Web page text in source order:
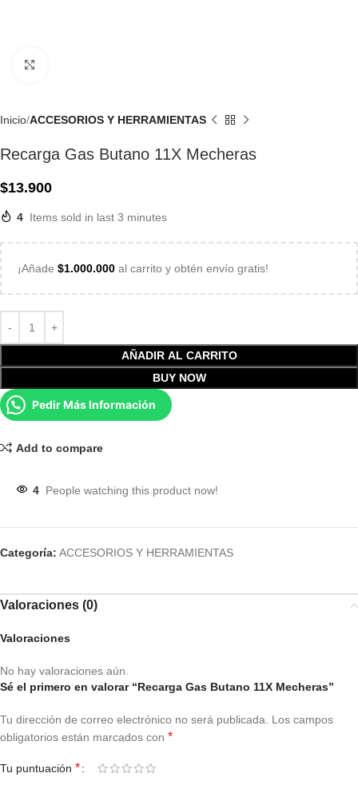
Inicio ACCESORIOS Y HERRAMIENTAS
Recarga Gas Butano 11X Mecheras
$13.900
4 Items sold in last 3 minutes
¡Añade $1.000.000 al carrito y obtén envío gratis!
AÑADIR AL CARRITO
BUY NOW
Pedir Más Información
Add to compare
4 People watching this product now!
Categoría: ACCESORIOS Y HERRAMIENTAS
Valoraciones (0)
Valoraciones
No hay valoraciones aún.
Sé el primero en valorar “Recarga Gas Butano 11X Mecheras”
Tu dirección de correo electrónico no será publicada.
Los campos
obligatorios están marcados con *
Tu puntuación *